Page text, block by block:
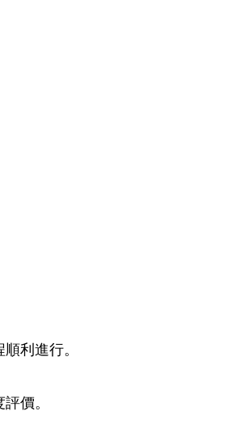
利進行。
價。